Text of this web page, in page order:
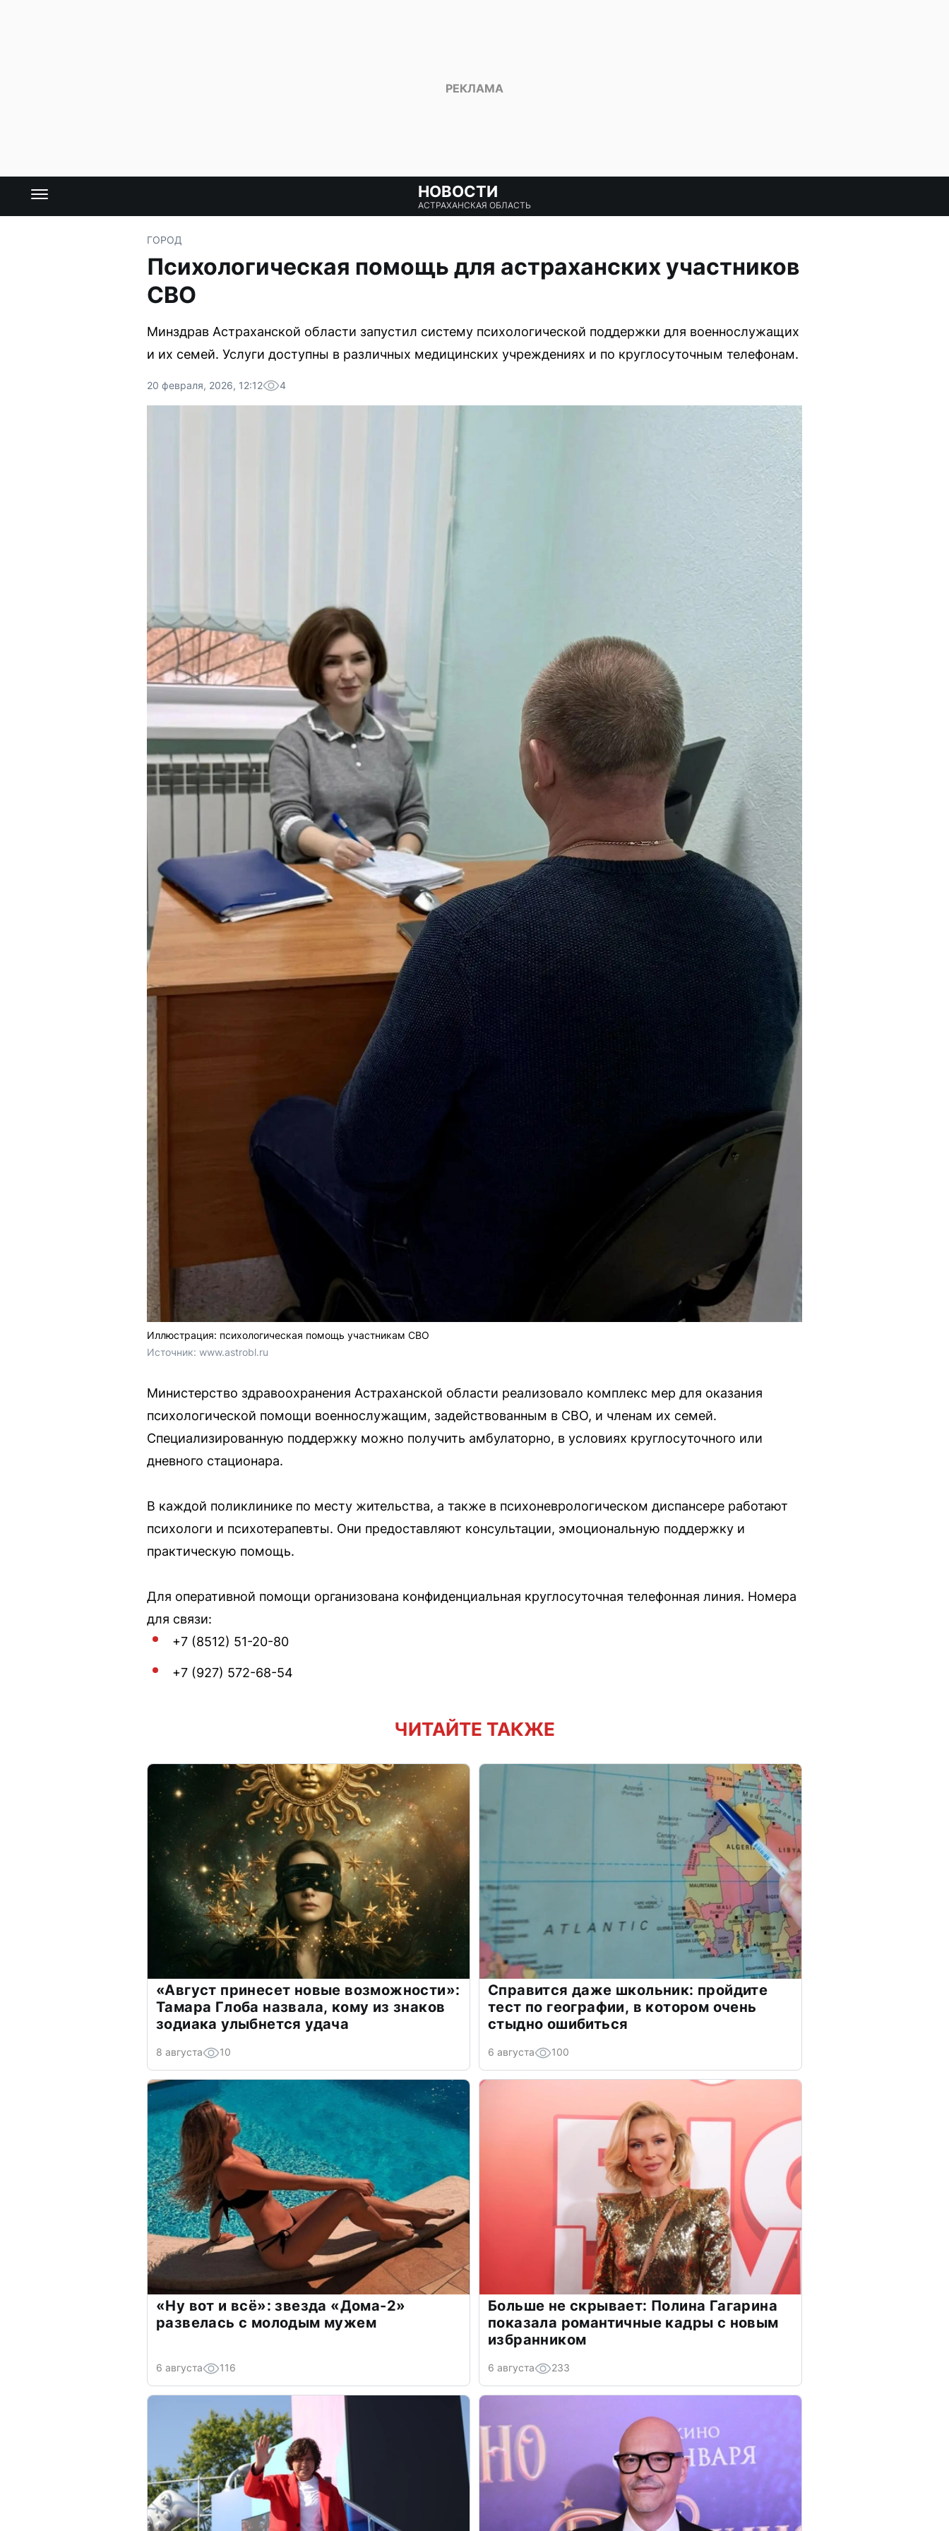
НОВОСТИ
АСТРАХАНСКАЯ ОБЛАСТЬ
ГОРОД
Психологическая помощь для астраханских участников
СВО
Минздрав Астраханской области запустил систему психологической поддержки для военнослужащих
и их семей. Услуги доступны в различных медицинских учреждениях и по круглосуточным телефонам.
20 февраля, 2026, 12:12 4
Иллюстрация: психологическая помощь участникам СВО
Источник: www.astrobl.ru
Министерство здравоохранения Астраханской области реализовало комплекс мер для оказания
психологической помощи военнослужащим, задействованным в СВО, и членам их семей.
Специализированную поддержку можно получить амбулаторно, в условиях круглосуточного или
дневного стационара.
В каждой поликлинике по месту жительства, а также в психоневрологическом диспансере работают
психологи и психотерапевты. Они предоставляют консультации, эмоциональную поддержку и
практическую помощь.
Для оперативной помощи организована конфиденциальная круглосуточная телефонная линия. Номера
для связи:
+7 (8512) 51-20-80
+7 (927) 572-68-54
ЧИТАЙТЕ ТАКЖЕ
«Август принесет новые возможности»:
Тамара Глоба назвала, кому из знаков
зодиака улыбнется удача
8 августа 10
Справится даже школьник: пройдите
тест по географии, в котором очень
стыдно ошибиться
6 августа 100
«Ну вот и всё»: звезда «Дома-2»
развелась с молодым мужем
6 августа 116
Больше не скрывает: Полина Гагарина
показала романтичные кадры с новым
избранником
6 августа 233